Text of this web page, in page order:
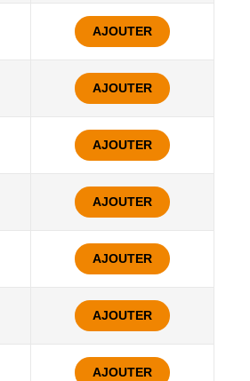
AJOUTER
AJOUTER
AJOUTER
AJOUTER
AJOUTER
AJOUTER
AJOUTER